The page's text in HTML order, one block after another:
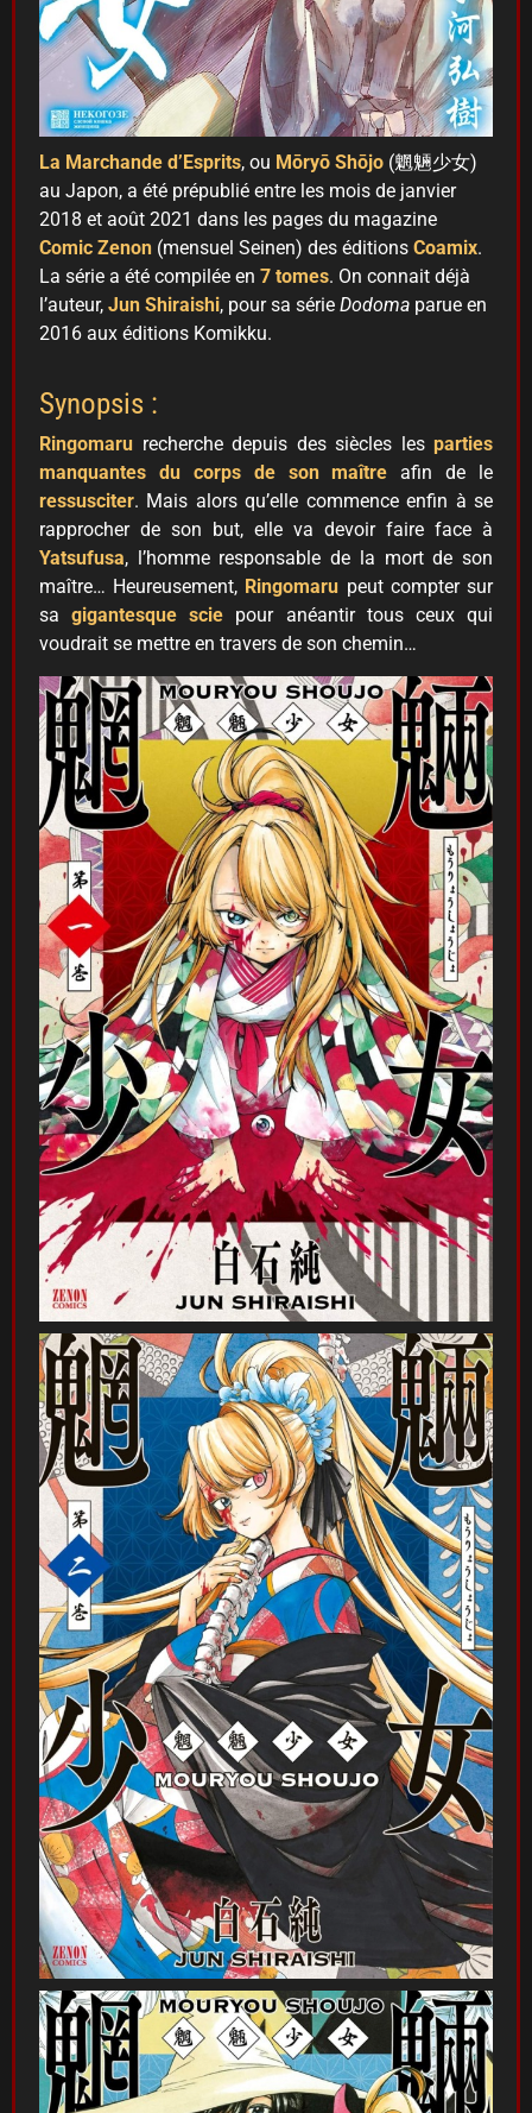
La Marchande d’Esprits, ou Mōryō Shōjo (魍魎少女)
au Japon, a été prépublié entre les mois de janvier
2018 et août 2021 dans les pages du magazine
Comic Zenon (mensuel Seinen) des éditions Coamix.
La série a été compilée en 7 tomes. On connait déjà
l’auteur, Jun Shiraishi, pour sa série Dodoma parue en
2016 aux éditions Komikku.
Synopsis :
Ringomaru recherche depuis des siècles les parties
manquantes du corps de son maître afin de le
ressusciter. Mais alors qu’elle commence enfin à se
rapprocher de son but, elle va devoir faire face à
Yatsufusa, l’homme responsable de la mort de son
maître… Heureusement, Ringomaru peut compter sur
sagigantesque scie pour anéantir tous ceux qui
voudrait se mettre en travers de son chemin…